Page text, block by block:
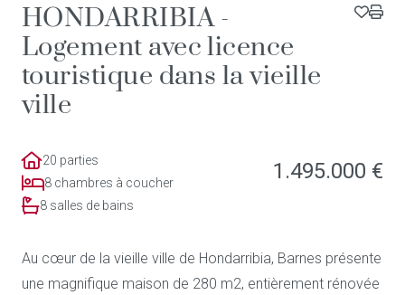
HONDARRIBIA -
Logement avec licence
touristique dans la vieille
ville
20 parties
8 chambres à coucher
8 salles de bains
1.495.000 €
Au cœur de la vieille ville de Hondarribia, Barnes présente
une magnifique maison de 280 m2, entièrement rénovée